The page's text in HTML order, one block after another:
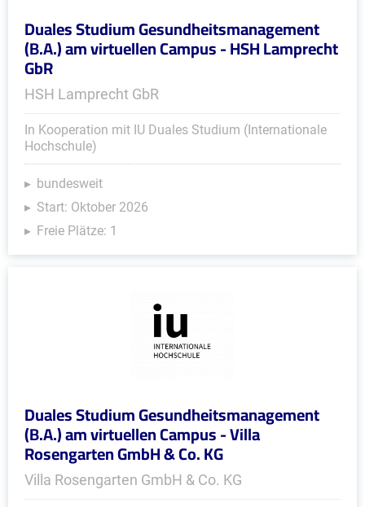
Duales Studium Gesundheitsmanagement
(B.A.) am virtuellen Campus - HSH Lamprecht
GbR
HSH Lamprecht GbR
In Kooperation mit IU Duales Studium (Internationale
Hochschule)
bundesweit
Start: Oktober 2026
Freie Plätze: 1
Duales Studium Gesundheitsmanagement
(B.A.) am virtuellen Campus - Villa
Rosengarten GmbH & Co. KG
Villa Rosengarten GmbH & Co. KG